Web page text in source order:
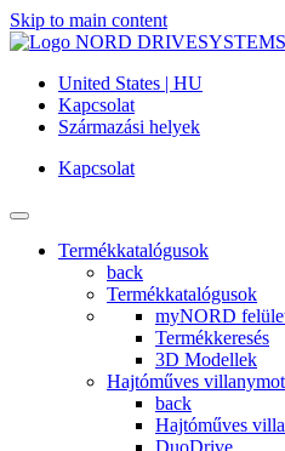
Skip to main content
United States | HU
Kapcsolat
Származási helyek
Kapcsolat
Termékkatalógusok
back
Termékkatalógusok
myNORD
Termékkeresés
3D Modellek
Hajtóműves
back
Hajtóműves
DuoDrive